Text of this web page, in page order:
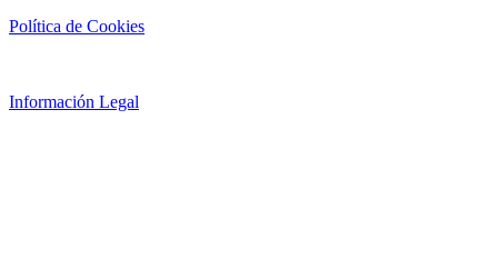
Política de Cookies
Información Legal